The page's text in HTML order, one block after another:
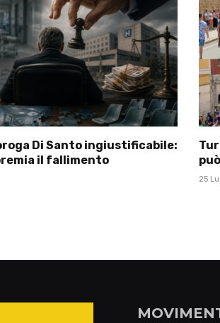
Di Santo ingiustificabile:
il fallimento
25